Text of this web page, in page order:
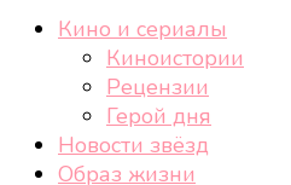
cheek-look.ru
Женский сайт о звездах и
здоровом образе жизни,
Кино и сериалы
Киноистории
Рецензии
Герой дня
Новости звёзд
Образ жизни